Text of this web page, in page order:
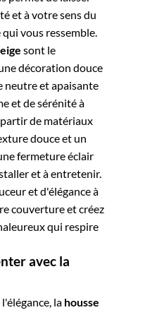
et à votre sens du
vous ressemble.
sont le
décoration douce
neutre et apaisante
et de sérénité à
de matériaux
douce et un
fermeture éclair
et à entretenir.
et d'élégance à
couverture et créez
qui respire
avec la
la housse